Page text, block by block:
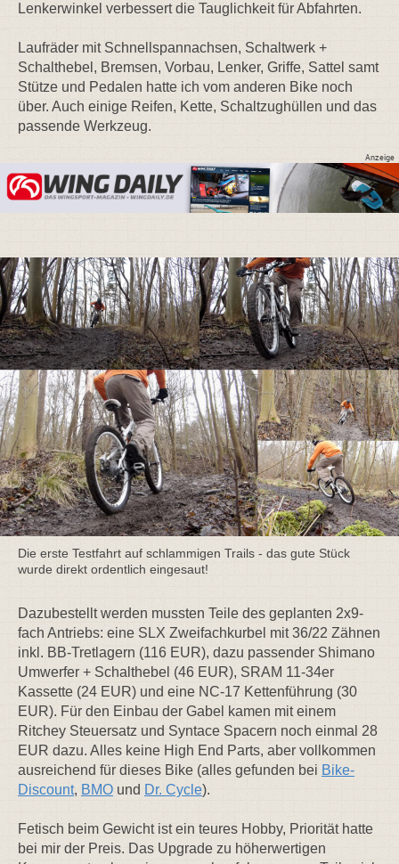
Lenkerwinkel verbessert die Tauglichkeit für Abfahrten.
Laufräder mit Schnellspannachsen, Schaltwerk +
Schalthebel, Bremsen, Vorbau, Lenker, Griffe, Sattel samt
Stütze und Pedalen hatte ich vom anderen Bike noch
über. Auch einige Reifen, Kette, Schaltzughüllen und das
passende Werkzeug.
Die erste Testfahrt auf schlammigen Trails - das gute Stück
wurde direkt ordentlich eingesaut!
Dazubestellt werden mussten Teile des geplanten 2x9-
fach Antriebs: eine SLX Zweifachkurbel mit 36/22 Zähnen
inkl. BB-Tretlagern (116 EUR), dazu passender Shimano
Umwerfer + Schalthebel (46 EUR), SRAM 11-34er
Kassette (24 EUR) und eine NC-17 Kettenführung (30
EUR). Für den Einbau der Gabel kamen mit einem
Ritchey Steuersatz und Syntace Spacern noch einmal 28
EUR dazu. Alles keine High End Parts, aber vollkommen
ausreichend für dieses Bike (alles gefunden bei Bike-
Discount, BMO und Dr. Cycle).
Fetisch beim Gewicht ist ein teures Hobby, Priorität hatte
bei mir der Preis. Das Upgrade zu höherwertigen